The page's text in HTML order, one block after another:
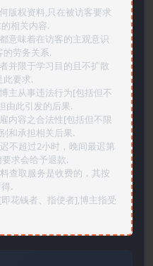
版权资料,只在被访客要求
相关内容.
意味着在访客的主观意识
劳务关系.
并限于学习目的且不扩散
此要求.
主从事违法行为[包括但不
由此引发的后果.
内容之合法性[包括但不限
和承担相关后果.
不超过2小时，晚间最迟第
求会给予退款.
查取服务是收费的，其按
.
花钱者、指使者],博主指受